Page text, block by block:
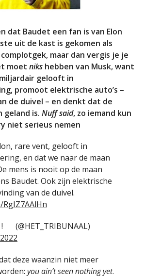
dat Baudet een fan is van Elon
uit de kast is gekomen als
maar dan vergis je je
moet niks hebben van Musk, want
gelooft in
promoot elektrische auto’s –
de duivel – en denkt dat de
geland is. Nuff said, zo iemand kun
niet serieus nemen
rare vent, gelooft in
en dat we naar de maan
mens is nooit op de maan
Baudet. Ook zijn elektrische
van de duivel.
(@HET_TRIBUNAAL)
deze waanzin niet meer
you ain’t seen nothing yet.